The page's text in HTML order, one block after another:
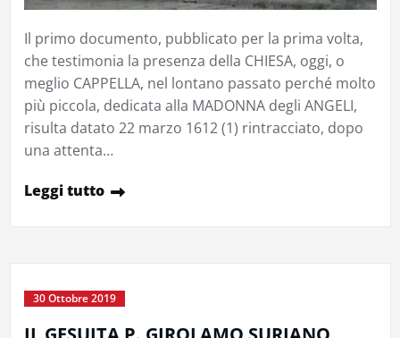
Il primo documento, pubblicato per la prima volta,
che testimonia la presenza della CHIESA, oggi, o
meglio CAPPELLA, nel lontano passato perché molto
più piccola, dedicata alla MADONNA degli ANGELI,
risulta datato 22 marzo 1612 (1) rintracciato, dopo
una attenta…
Leggi tutto
30 Ottobre 2019